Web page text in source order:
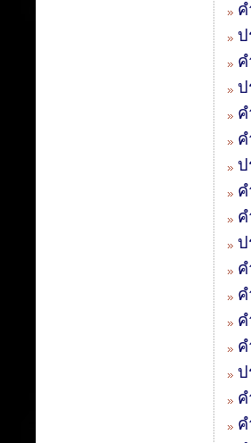
ค
ป
ค
ป
ค
ค
ป
ค
ค
ค
ค
ค
ค
ค
ค